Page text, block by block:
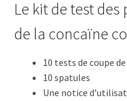
Le kit de test
de la concaïne
10 tests de coupe
10 spatules
Une notice